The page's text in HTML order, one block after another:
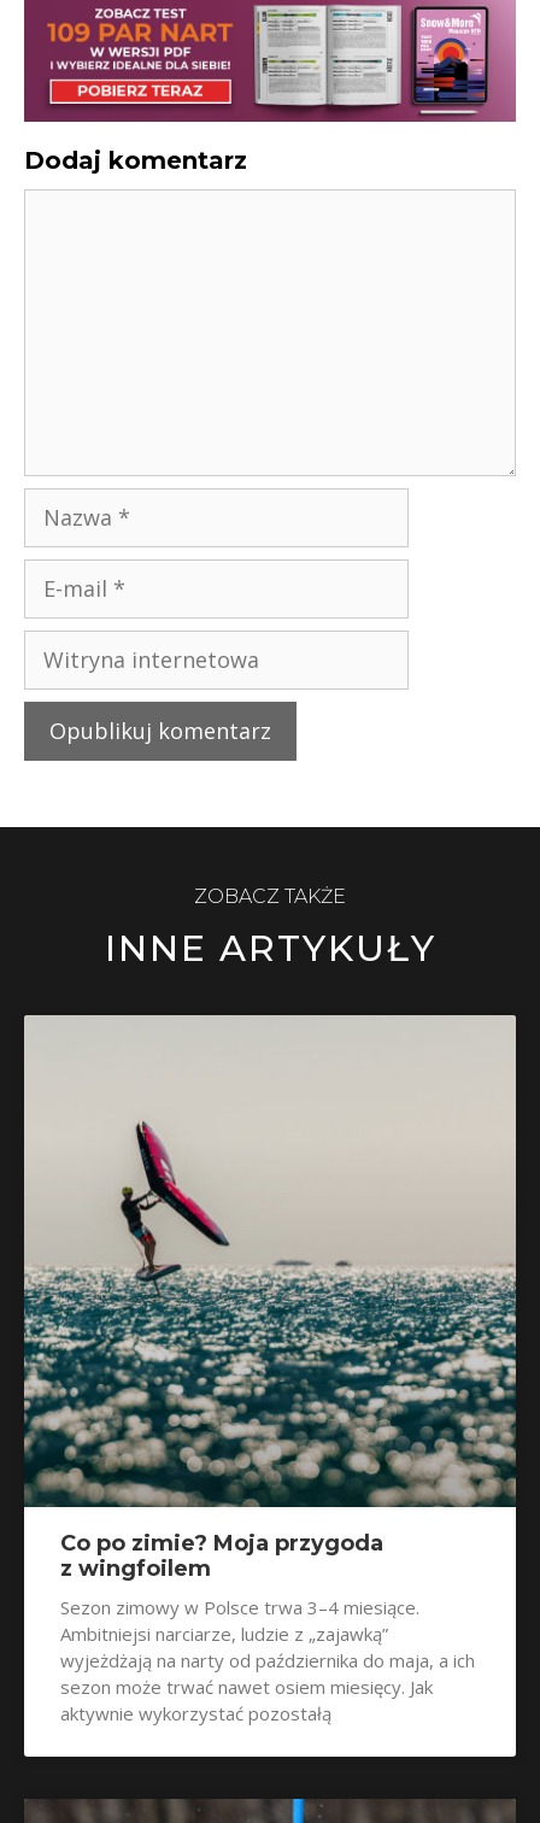
Dodaj komentarz
ZOBACZ TAKŻE
INNE ARTYKUŁY
Co po zimie? Moja przygoda
z wingfoilem
Sezon zimowy w Polsce trwa 3–4 miesiące.
Ambitniejsi narciarze, ludzie z „zajawką”
wyjeżdżają na narty od października do maja, a ich
sezon może trwać nawet osiem miesięcy. Jak
aktywnie wykorzystać pozostałą